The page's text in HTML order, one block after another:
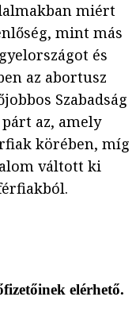
miért
mint más
és
az abortusz
Szabadság
az, amely
körében, míg
váltott ki
elérhető.